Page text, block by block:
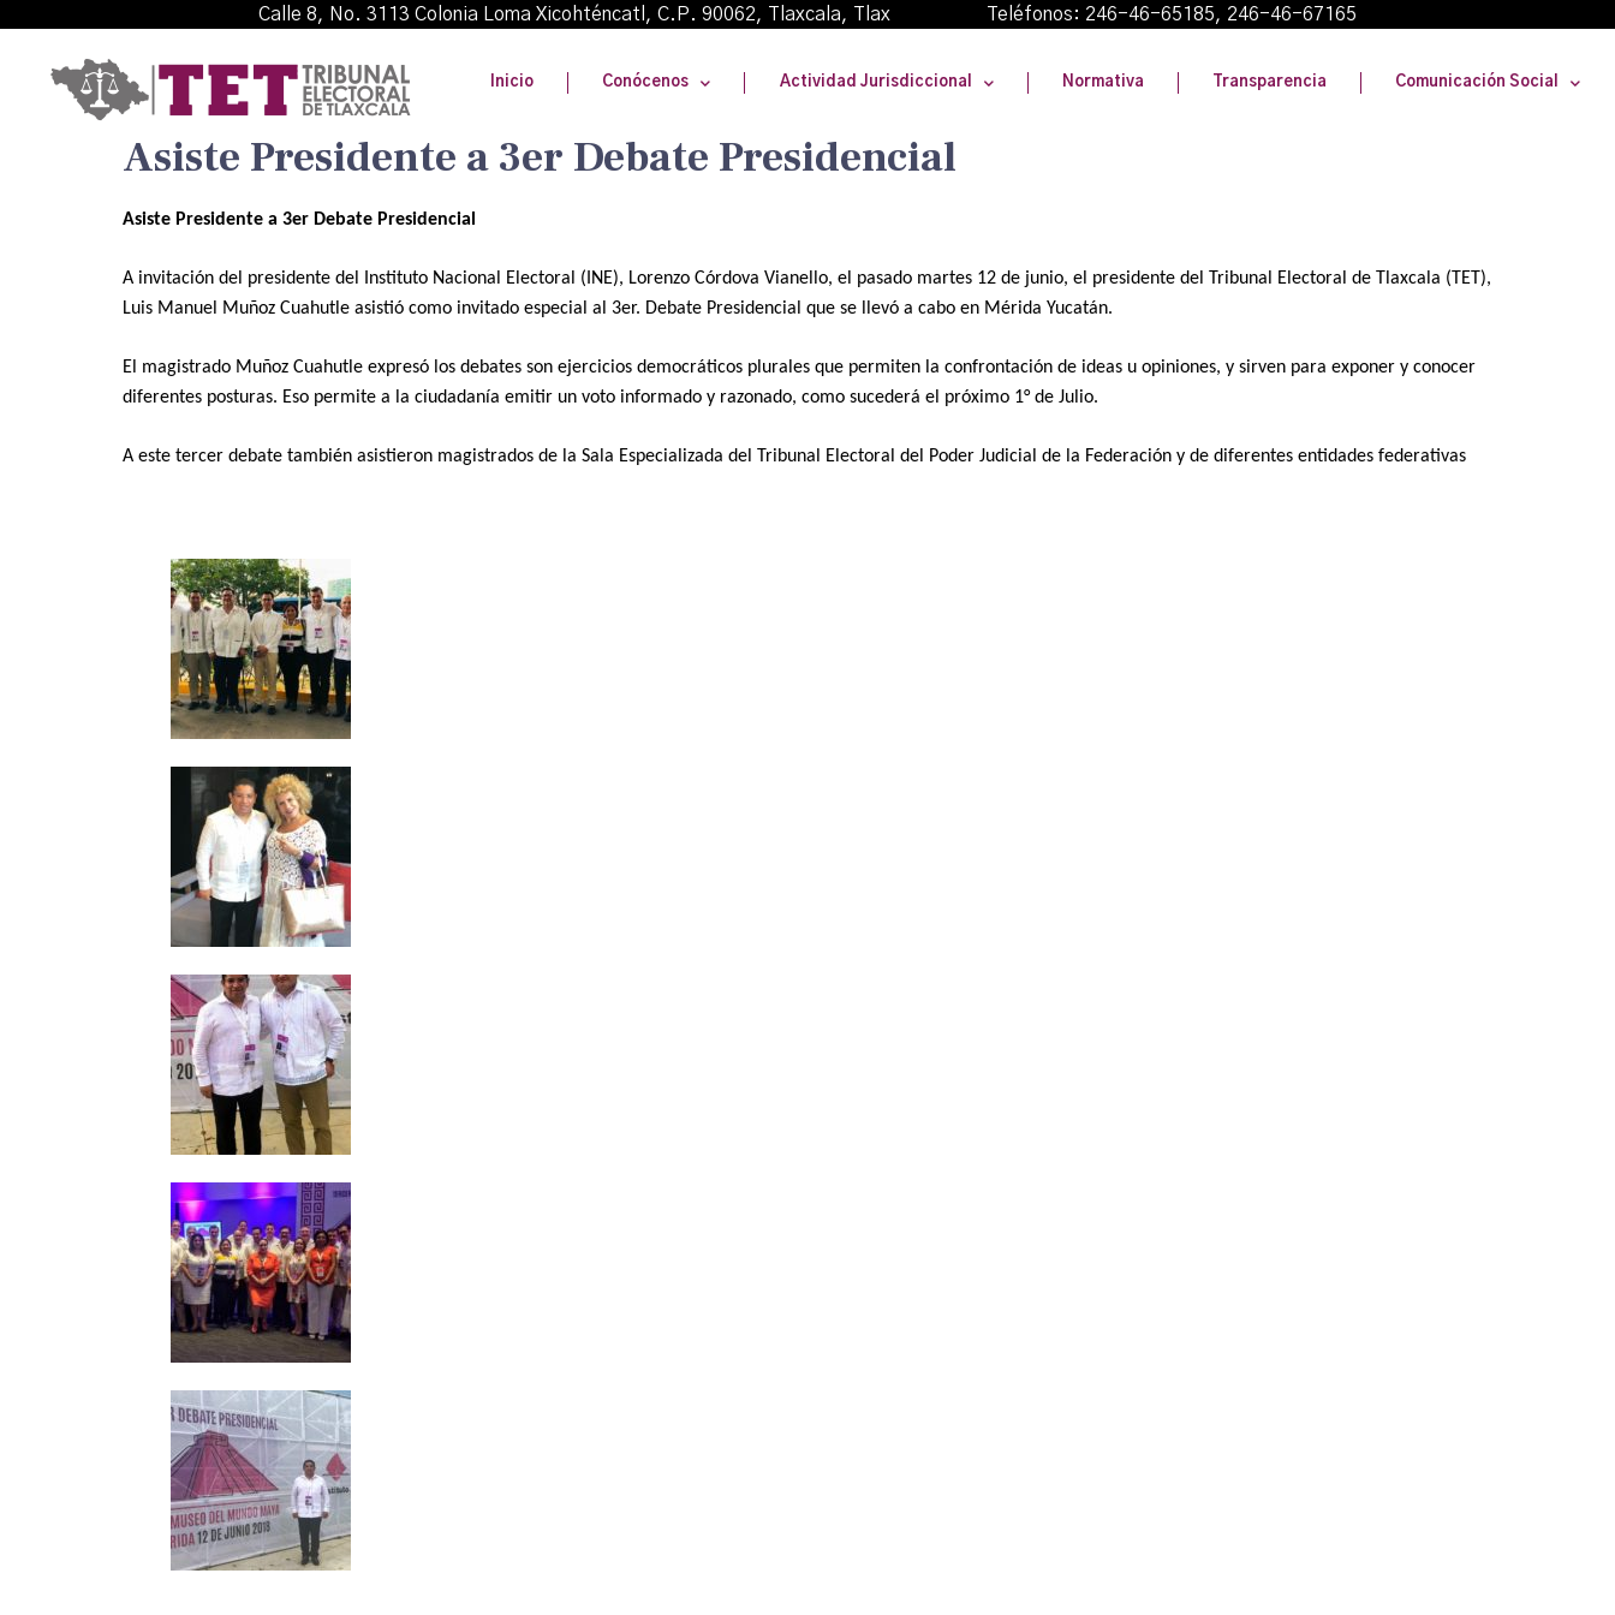
Calle 8, No. 3113 Colonia Loma Xicohténcatl, C.P. 90062, Tlaxcala, Tlax Teléfonos: 246-46-65185, 246-46-67165
Inicio Conócenos Actividad Jurisdiccional Normativa Transparencia Comunicación Social
Asiste Presidente a 3er Debate Presidencial
Asiste Presidente a 3er Debate Presidencial
A invitación del presidente del Instituto Nacional Electoral (INE), Lorenzo Córdova Vianello, el pasado martes 12 de junio, el presidente del Tribunal Electoral de Tlaxcala (TET),
Luis Manuel Muñoz Cuahutle asistió como invitado especial al 3er. Debate Presidencial que se llevó a cabo en Mérida Yucatán.
El magistrado Muñoz Cuahutle expresó los debates son ejercicios democráticos plurales que permiten la confrontación de ideas u opiniones, y sirven para exponer y conocer
diferentes posturas. Eso permite a la ciudadanía emitir un voto informado y razonado, como sucederá el próximo 1° de Julio.
A este tercer debate también asistieron magistrados de la Sala Especializada del Tribunal Electoral del Poder Judicial de la Federación y de diferentes entidades federativas